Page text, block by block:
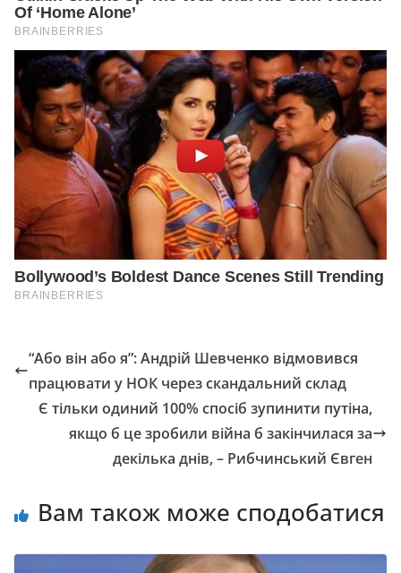
“Або він або я”: Андрій Шевченко відмовився
працювати у НОК через скандальний склад
Є тільки одиний 100% спосіб зупинити путіна,
якщо б це зробили війна б закінчилася за
декілька днів, – Рибчинський Євген
Вам також може сподобатися